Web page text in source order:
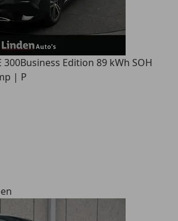
300Business Edition 89 kWh SOH
| P